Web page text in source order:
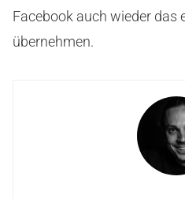
Facebook auch wieder das
übernehmen.